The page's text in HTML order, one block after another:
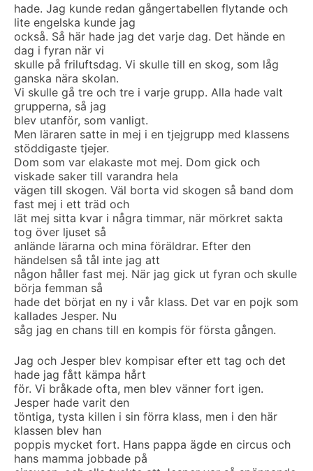
hade. Jag kunde redan gångertabellen flytande och
lite engelska kunde jag
också. Så här hade jag det varje dag. Det hände en
dag i fyran när vi
skulle på friluftsdag. Vi skulle till en skog, som låg
ganska nära skolan.
Vi skulle gå tre och tre i varje grupp. Alla hade valt
grupperna, så jag
blev utanför, som vanligt.
Men läraren satte in mej i en tjejgrupp med klassens
stöddigaste tjejer.
Dom som var elakaste mot mej. Dom gick och
viskade saker till varandra hela
vägen till skogen. Väl borta vid skogen så band dom
fast mej i ett träd och
lät mej sitta kvar i några timmar, när mörkret sakta
tog över ljuset så
anlände lärarna och mina föräldrar. Efter den
händelsen så tål inte jag att
någon håller fast mej. När jag gick ut fyran och skulle
börja femman så
hade det börjat en ny i vår klass. Det var en pojk som
kallades Jesper. Nu
såg jag en chans till en kompis för första gången.
Jag och Jesper blev kompisar efter ett tag och det
hade jag fått kämpa hårt
för. Vi bråkade ofta, men blev vänner fort igen.
Jesper hade varit den
töntiga, tysta killen i sin förra klass, men i den här
klassen blev han
poppis mycket fort. Hans pappa ägde en circus och
hans mamma jobbade på